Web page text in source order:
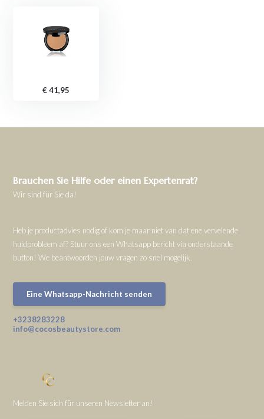
€ 41,95
Brauchen Sie Hilfe oder einen Expertenrat?
Wir sind für Sie da!
Heb je productadvies nodig of kom je maar niet van dat ene vervelende
huidprobleem af? Stuur ons een Whatsapp bericht via onderstaande
button! We beantwoorden jouw vragen zo snel mogelijk.
Eine Whatsapp-Nachricht senden
+3238283228
info@cocosbeautystore.com
Melden Sie sich für unseren Newsletter an!